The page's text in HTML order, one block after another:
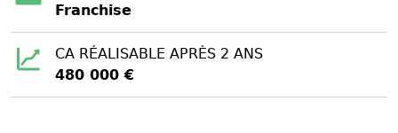
Franchise
CA RÉALISABLE APRÈS 2 ANS
480 000 €